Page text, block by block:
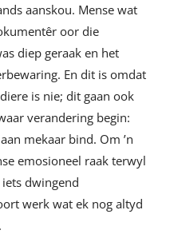
aanskou. Mense wat
oor die
diep geraak en het
En dit is omdat
is nie; dit gaan ook
verandering begin:
mekaar bind. Om ’n
emosioneel raak terwyl
dwingend
werk wat ek nog altyd